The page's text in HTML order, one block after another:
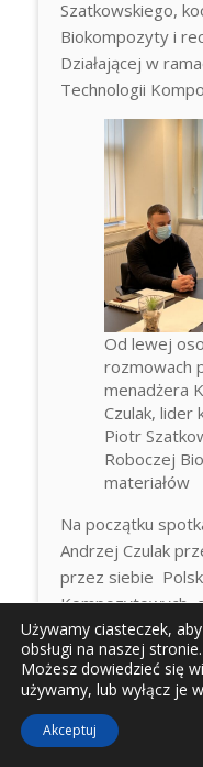
Szatkowskiego,
Biokompozyty i
Działającej w
Technologii
Od lewej
rozmowach
menadżera
Czulak, lider
Piotr
Roboczej
materiałów
Na początku
Andrzej Czulak
przez siebie
Kompozytowych,
działania PKTK.
Jedliński
IMiC, skupiając
tym zakresie.
Używamy ciasteczek,
obsługi na naszej stronie.
Możesz dowiedzieć się
używamy, lub wyłącz je w
Akceptuj